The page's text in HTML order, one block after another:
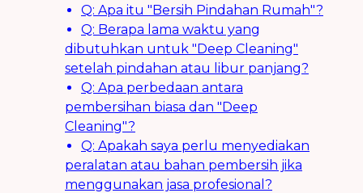
Q: Apa itu "Bersih Pindahan Rumah"?
Q: Berapa lama waktu yang
dibutuhkan untuk "Deep Cleaning"
setelah pindahan atau libur panjang?
Q: Apa perbedaan antara
pembersihan biasa dan "Deep
Cleaning"?
Q: Apakah saya perlu menyediakan
peralatan atau bahan pembersih jika
menggunakan jasa profesional?